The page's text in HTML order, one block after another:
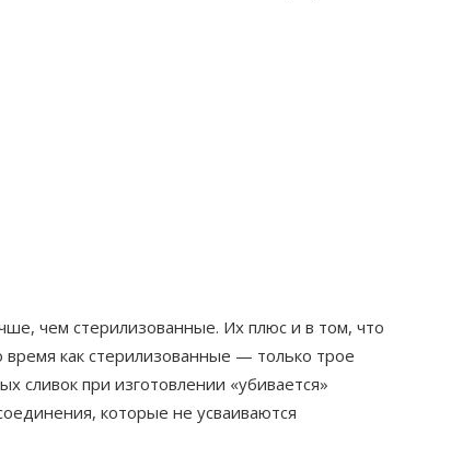
чем стерилизованные. Их плюс и в том, что
как стерилизованные — только трое
сливок при изготовлении «убивается»
которые не усваиваются